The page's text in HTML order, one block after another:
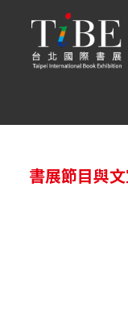
書展節目與